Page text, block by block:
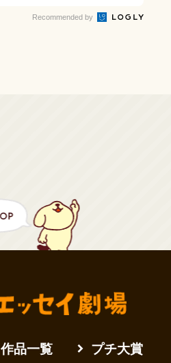
Recommended by
作品一覧 プチ大賞